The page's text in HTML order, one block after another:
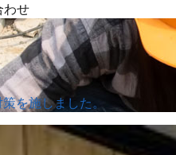
わせ
を施しました。